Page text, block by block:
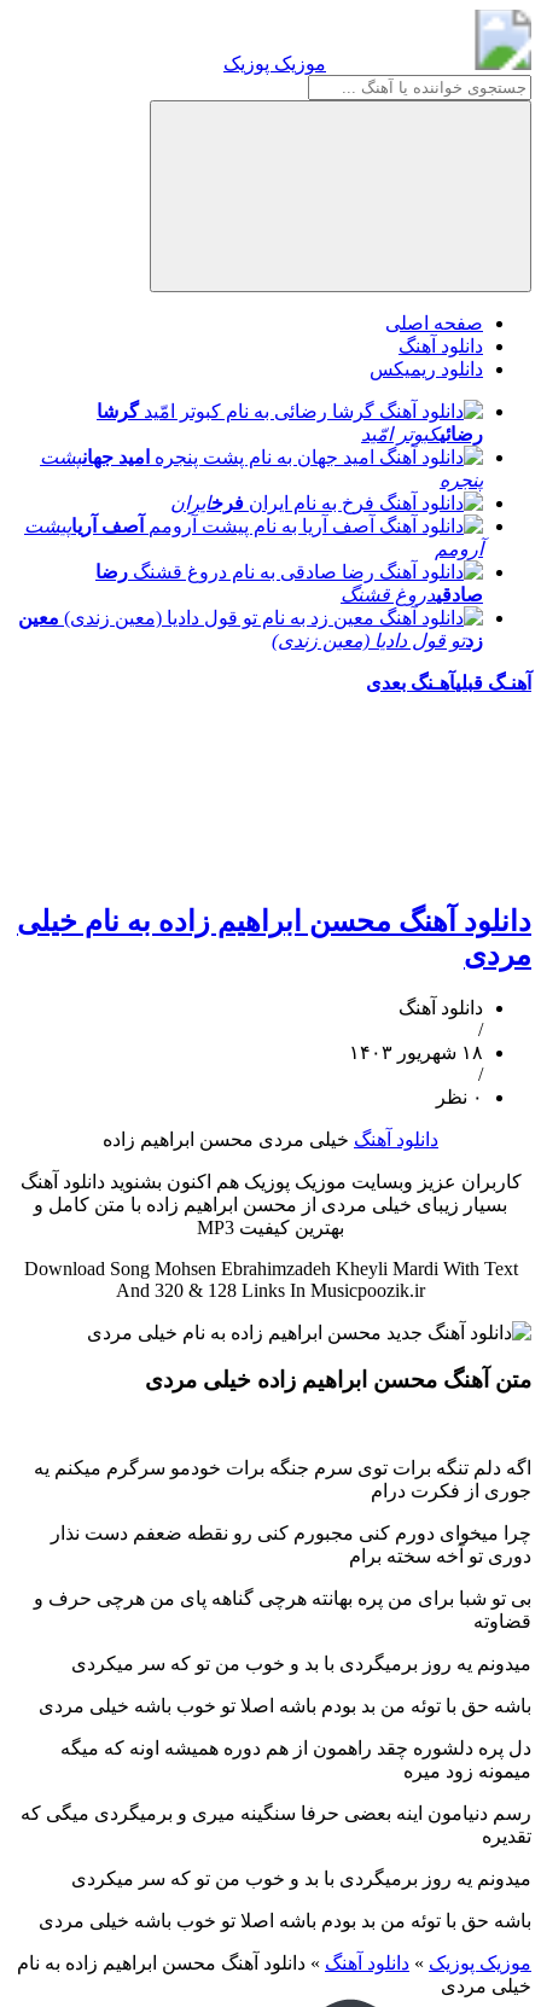
موزیک پوزیک
صفحه اصلی
دانلود آهنگ
دانلود ریمیکس
گرشا
رضائیکبوتر امّید
امید جهانپشت
پنجره
فرخایران
آصف آریاپیشت
آرومم
رضا
صادقیدروغ قشنگ
معین
زدتو قول دادیا (معین زندی)
آهنـگ قبلیآهـنگ بعدی
دانلود آهنگ محسن ابراهیم زاده به نام خیلی
مردی
دانلود آهنگ
/
۱۸ شهریور ۱۴۰۳
/
۰ نظر
دانلود آهنگ خیلی مردی محسن ابراهیم زاده
کاربران عزیز وبسایت موزیک پوزیک هم اکنون بشنوید دانلود آهنگ
بسیار زیبای خیلی مردی از محسن ابراهیم زاده با متن کامل و
بهترین کیفیت MP3
Download Song Mohsen Ebrahimzadeh Kheyli Mardi With Text
And 320 & 128 Links In Musicpoozik.ir
متن آهنگ محسن ابراهیم زاده خیلی مردی
اگه دلم تنگه برات توی سرم جنگه برات خودمو سرگرم میکنم یه
جوری از فکرت درام
چرا میخوای دورم کنی مجبورم کنی رو نقطه ضعفم دست نذار
دوری تو آخه سخته برام
بی تو شبا برای من پره بهانته هرچی گناهه پای من هرچی حرف و
قضاوته
میدونم یه روز برمیگردی با بد و خوب من تو که سر میکردی
باشه حق با توئه من بد بودم باشه اصلا تو خوب باشه خیلی مردی
دل پره دلشوره چقد راهمون از هم دوره همیشه اونه که میگه
میمونه زود میره
رسم دنیامون اینه بعضی حرفا سنگینه میری و برمیگردی میگی که
تقدیره
میدونم یه روز برمیگردی با بد و خوب من تو که سر میکردی
باشه حق با توئه من بد بودم باشه اصلا تو خوب باشه خیلی مردی
موزیک پوزیک » دانلود آهنگ » دانلود آهنگ محسن ابراهیم زاده به نام
خیلی مردی